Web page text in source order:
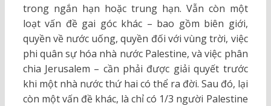
trong ngắn hạn hoặc trung hạn. Vẫn còn một
loạt vấn đề gai góc khác – bao gồm biên giới,
quyền về nước uống, quyền đối với vùng trời, việc
phi quân sự hóa nhà nước Palestine, và việc phân
chia Jerusalem – cần phải được giải quyết trước
khi một nhà nước thứ hai có thể ra đời. Sau đó, lại
còn một vấn đề khác, là chỉ có 1/3 người Palestine